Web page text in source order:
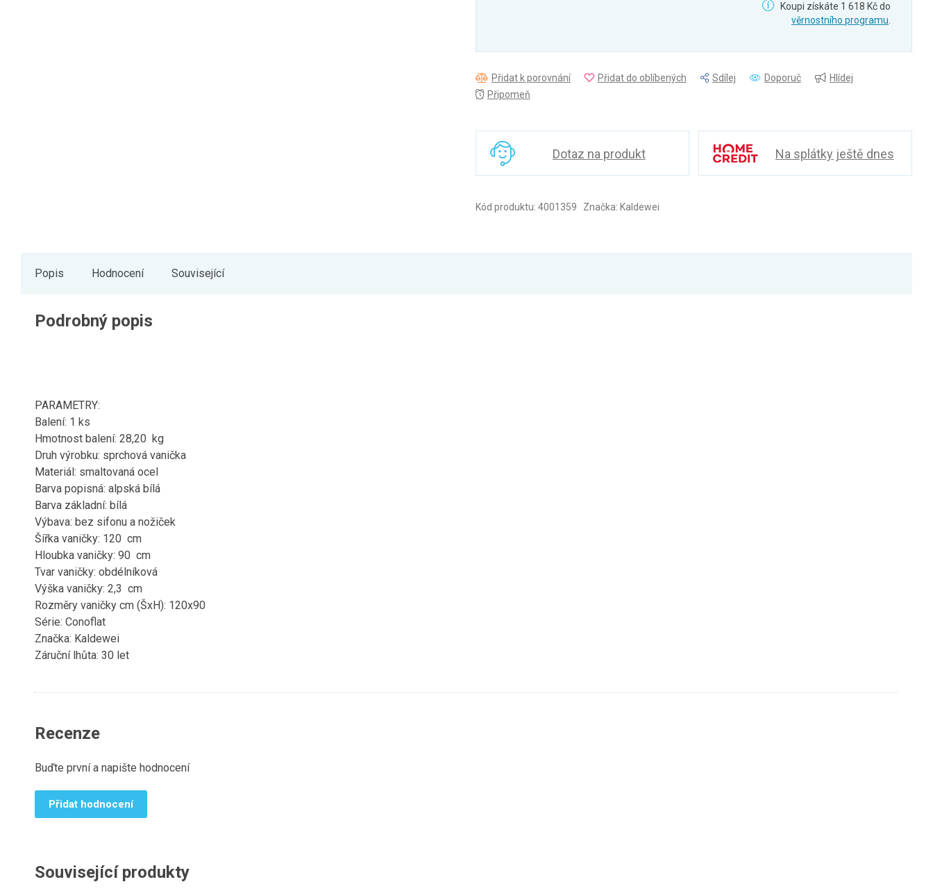
Koupi získáte 1 618 Kč do
věrnostního programu
Přidat k porovnání Přidat do oblíbených Sdílej Doporuč
Hlídej
Připomeň
Dotaz na produkt Na splátky ještě dnes
Kód produktu: 4001359 Značka: Kaldewei
Popis Hodnocení Související
Podrobný popis
PARAMETRY:
Balení: 1 ks
Hmotnost balení: 28,20 kg
Druh výrobku: sprchová vanička
Materiál: smaltovaná ocel
Barva popisná: alpská bílá
Barva základní: bílá
Výbava: bez sifonu a nožiček
Šířka vaničky: 120 cm
Hloubka vaničky: 90 cm
Tvar vaničky: obdélníková
Výška vaničky: 2,3 cm
Rozměry vaničky cm (ŠxH): 120x90
Série: Conoflat
Značka: Kaldewei
Záruční lhůta: 30 let
Recenze
Buďte první a napište hodnocení
Přidat hodnocení
Související produkty